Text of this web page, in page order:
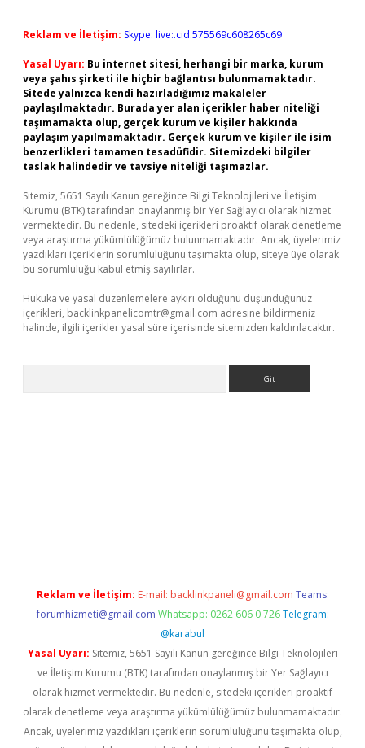
Reklam ve İletişim: Skype: live:.cid.575569c608265c69
Yasal Uyarı: Bu internet sitesi, herhangi bir marka, kurum
veya şahıs şirketi ile hiçbir bağlantısı bulunmamaktadır.
Sitede yalnızca kendi hazırladığımız makaleler
paylaşılmaktadır. Burada yer alan içerikler haber niteliği
taşımamakta olup, gerçek kurum ve kişiler hakkında
paylaşım yapılmamaktadır. Gerçek kurum ve kişiler ile isim
benzerlikleri tamamen tesadüfidir. Sitemizdeki bilgiler
taslak halindedir ve tavsiye niteliği taşımazlar.
Sitemiz, 5651 Sayılı Kanun gereğince Bilgi Teknolojileri ve İletişim
Kurumu (BTK) tarafından onaylanmış bir Yer Sağlayıcı olarak hizmet
vermektedir. Bu nedenle, sitedeki içerikleri proaktif olarak denetleme
veya araştırma yükümlülüğümüz bulunmamaktadır. Ancak, üyelerimiz
yazdıkları içeriklerin sorumluluğunu taşımakta olup, siteye üye olarak
bu sorumluluğu kabul etmiş sayılırlar.
Hukuka ve yasal düzenlemelere aykırı olduğunu düşündüğünüz
içerikleri, backlinkpanelicomtr@gmail.com adresine bildirmeniz
halinde, ilgili içerikler yasal süre içerisinde sitemizden kaldırılacaktır.
Reklam ve İletişim: E-mail: backlinkpaneli@gmail.com Teams:
forumhizmeti@gmail.com Whatsapp: 0262 606 0 726 Telegram:
@karabul
Yasal Uyarı: Sitemiz, 5651 Sayılı Kanun gereğince Bilgi Teknolojileri
ve İletişim Kurumu (BTK) tarafından onaylanmış bir Yer Sağlayıcı
olarak hizmet vermektedir. Bu nedenle, sitedeki içerikleri proaktif
olarak denetleme veya araştırma yükümlülüğümüz bulunmamaktadır.
Ancak, üyelerimiz yazdıkları içeriklerin sorumluluğunu taşımakta olup,